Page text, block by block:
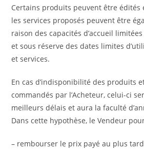
Certains produits peuvent être
les services proposés peuvent être
raison des capacités d’accueil
et sous réserve des dates limites
et services.
En cas d’indisponibilité des produits
commandés par l’Acheteur, celui-ci
meilleurs délais et aura la faculté
Dans cette hypothèse, le Vendeur
– rembourser le prix payé au plus